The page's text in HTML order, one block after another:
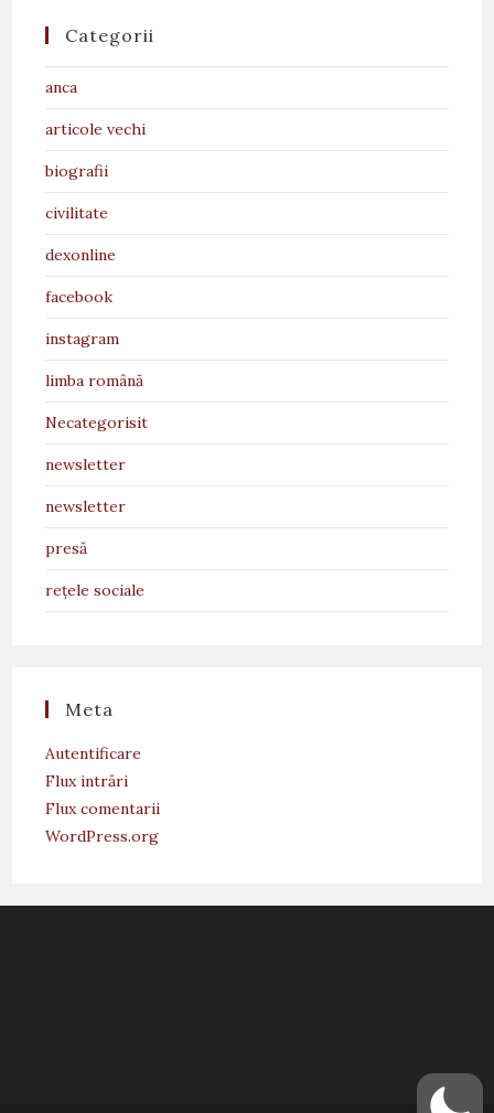
Categorii
anca
articole vechi
biografii
civilitate
dexonline
facebook
instagram
limba română
Necategorisit
newsletter
newsletter
presă
rețele sociale
Meta
Autentificare
Flux intrări
Flux comentarii
WordPress.org